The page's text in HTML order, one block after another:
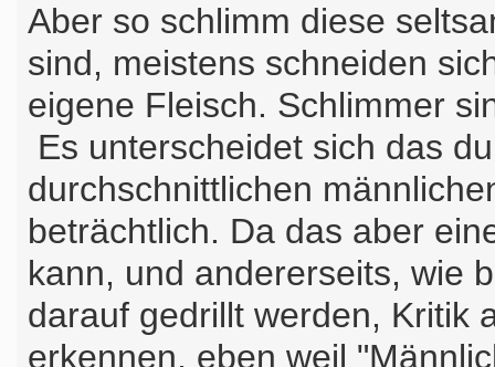
Aber so schlimm diese
sind, meistens schneiden
eigene Fleisch. Schlimmer
Es unterscheidet sich das
durchschnittlichen
beträchtlich. Da das aber
kann, und andererseits, wie
darauf gedrillt werden, Kritik
erkennen, eben weil